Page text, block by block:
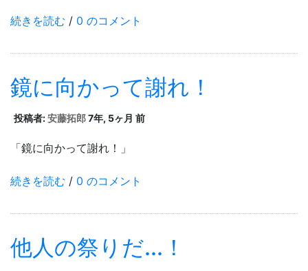
続きを読む / 0 のコメント
鏡に向かって謝れ！
投稿者:安藤拓郎7年, 5ヶ月 前
「鏡に向かって謝れ！」
続きを読む / 0 のコメント
他人の祭りだ...！